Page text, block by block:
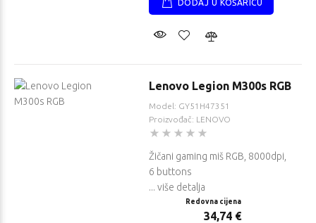
DODAJ U KOŠARICU
Lenovo Legion M300s RGB
Model: GY51H47351
Proizvođač: LENOVO
Žičani gaming miš RGB, 8000dpi,
6 buttons
... više detalja
Redovna cijena
34,74 €